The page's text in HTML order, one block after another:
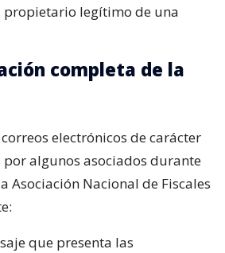
propietario legítimo de una
completa de la
electrónicos de carácter
algunos asociados durante
Asociación Nacional de Fiscales
que presenta las